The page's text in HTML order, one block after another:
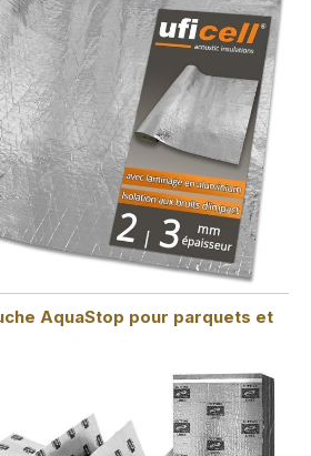
AquaStop pour parquets et